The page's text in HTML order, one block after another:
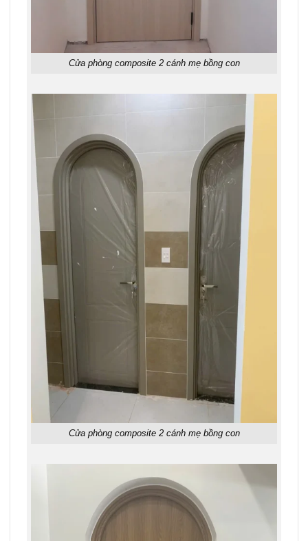
Cửa phòng composite 2 cánh mẹ bồng con
Cửa phòng composite 2 cánh mẹ bồng con